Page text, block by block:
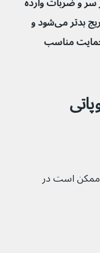
به سر مرتبط باشد. با گذشت زمان به تدریج بدتر می‌شود و
کمک و حمایت مناسب
ممکن است در